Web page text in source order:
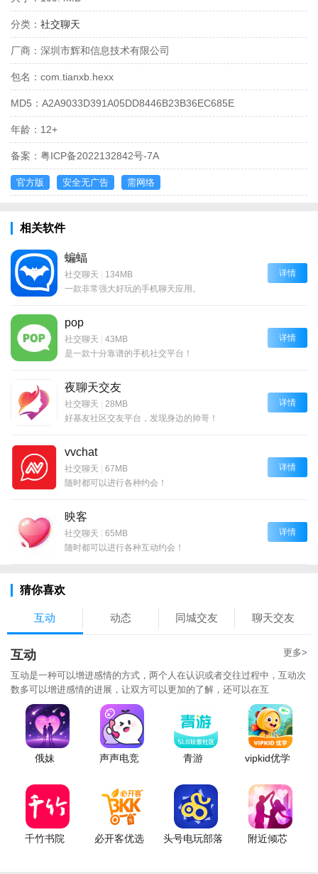
分类： 社交聊天
厂商： 深圳市辉和信息技术有限公司
包名： com.tianxb.hexx
MD5： A2A9033D391A05DD8446B23B36EC685E
年龄： 12+
备案： 粤ICP备2022132842号-7A
官方版 安全无广告 需网络
相关软件
蝙蝠
社交聊天 | 134MB
一款非常强大好玩的手机聊天应用。
详情
pop
社交聊天 | 43MB
是一款十分靠谱的手机社交平台！
详情
夜聊天交友
社交聊天 | 28MB
好基友社区交友平台，发现身边的帅哥！
详情
vvchat
社交聊天 | 67MB
随时都可以进行各种约会！
详情
映客
社交聊天 | 65MB
随时都可以进行各种互动约会！
详情
猜你喜欢
互动 动态 同城交友 聊天交友
互动 更多>
互动是一种可以增进感情的方式，两个人在认识或者交往过程中，互动次
数多可以增进感情的进展，让双方可以更加的了解，还可以在互
俄妹 声声电竞 青游 vipkid优学
千竹书院 必开客优选 头号电玩部落 附近倾芯